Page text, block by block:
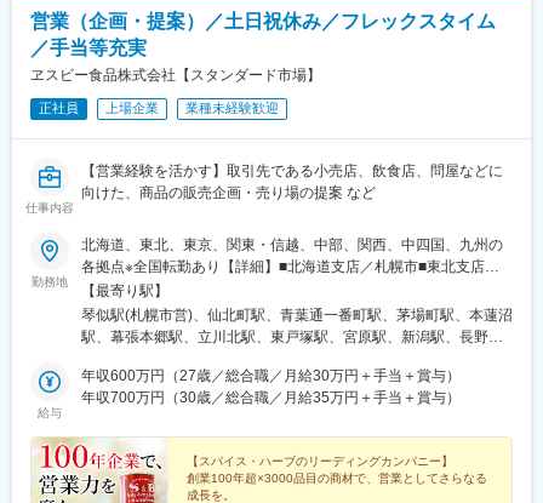
営業（企画・提案）／土日祝休み／フレックスタイム
／手当等充実
ヱスビー食品株式会社【スタンダード市場】
正社員 上場企業 業種未経験歓迎
仕事内容
【営業経験を活かす】取引先である小売店、飲食店、問屋などに
向けた、商品の販売企画・売り場の提案 など
勤務地
北海道、東北、東京、関東・信越、中部、関西、中四国、九州の
各拠点※全国転勤あり【詳細】■北海道支店／札幌市■東北支店／
盛岡市、仙台市■東京支店／中央区、板橋区、立川市、千葉市、横
浜市■関東・信越支店／さいたま市、新潟市、長野市■中部支店／
名古屋市、静岡市、金沢市■関西支店／大阪市■中四国支店／広島
喫煙防止策あり：敷地内全面禁煙
【最寄り駅】
琴似駅(札幌市営)、仙北町駅、青葉通一番町駅、茅場町駅、本蓮沼
駅、幕張本郷駅、立川北駅、東戸塚駅、宮原駅、新潟駅、長野
丁目駅、岡山駅前駅、三条駅(香川県)、東比恵駅、涙橋駅、美栄橋
駅、大町西公園駅、八丁堀駅(東京都)、板橋本町駅、京成幕張本郷
場町駅、岡山駅、博多駅、広瀬通駅、日本橋駅(東京都)、立川駅、
古庄駅、比治山下駅、西川緑道公園駅
給与
年収600万円（27歳／総合職／月給30万円＋手当＋賞与）
年収700万円（30歳／総合職／月給35万円＋手当＋賞与）
【スパイス・ハーブのリーディングカンパニー】
創業100年超×3000品目の商材で、営業としてさらなる
成長を。